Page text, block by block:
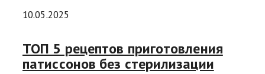
10.05.2025
ТОП 5 рецептов приготовления
патиссонов без стерилизации